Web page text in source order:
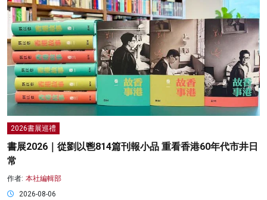
2026書展巡禮
書展2026｜從劉以鬯814篇刊報小品 重看香港60年代市井日
常
作者: 本社編輯部
2026-08-06